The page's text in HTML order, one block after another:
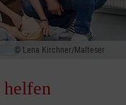
Lena Kirchner/Malteser